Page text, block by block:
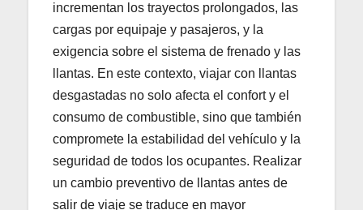
incrementan los trayectos prolongados, las
cargas por equipaje y pasajeros, y la
exigencia sobre el sistema de frenado y las
llantas. En este contexto, viajar con llantas
desgastadas no solo afecta el confort y el
consumo de combustible, sino que también
compromete la estabilidad del vehículo y la
seguridad de todos los ocupantes. Realizar
un cambio preventivo de llantas antes de
salir de viaje se traduce en mayor